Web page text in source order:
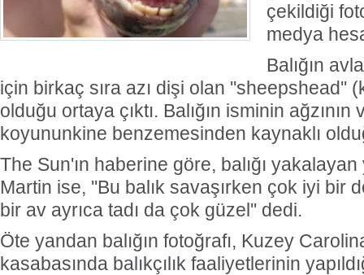
çekildiği
medya
Balığın
için birkaç sıra azı dişi olan ''sheepshead''
olduğu ortaya çıktı. Balığın isminin
koyununkine benzemesinden kaynaklı
The Sun'ın haberine göre, balığı
Martin ise, ''Bu balık savaşırken çok iyi bir
bir av ayrıca tadı da çok güzel'' dedi.
Öte yandan balığın fotoğrafı, Kuzey
kasabasında balıkçılık faaliyetlerinin